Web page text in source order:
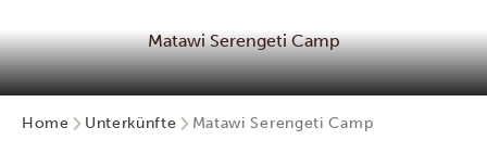
Matawi Serengeti Camp
Home Unterkünfte Matawi Serengeti Camp